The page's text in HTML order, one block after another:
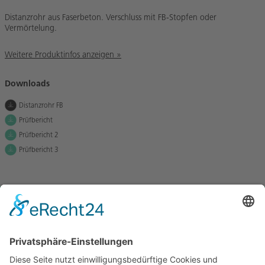
Distanzrohr aus Faserbeton. Verschluss mit FB-Stopfen oder
Vermörtelung.
Weitere Produktinfos anzeigen »
Downloads
Distanzrohr FB
Prüfbericht
Prüfbericht 2
Prüfbericht 3
bleiben